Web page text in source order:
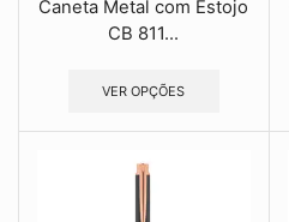
Caneta Metal com Estojo
CB 811...
VER OPÇÕES